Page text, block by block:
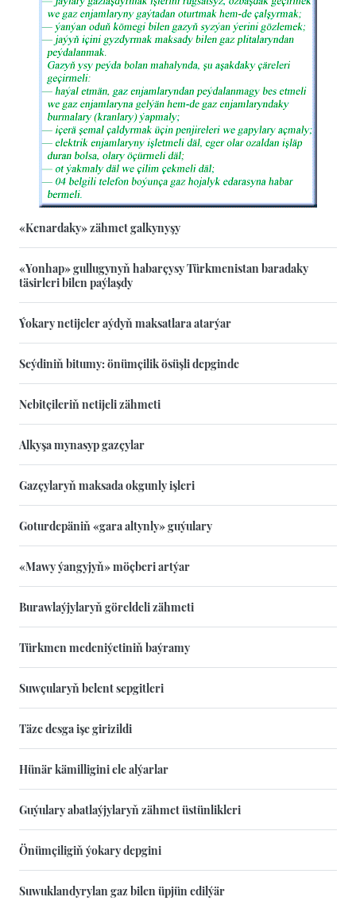
«Kenardaky» zähmet galkynyşy
«Yonhap» gullugynyň habarçysy Türkmenistan baradaky
täsirleri bilen paýlaşdy
Ýokary netijeler aýdyň maksatlara atarýar
Seýdiniň bitumy: önümçilik ösüşli depginde
Nebitçileriň netijeli zähmeti
Alkyşa mynasyp gazçylar
Gazçylaryň maksada okgunly işleri
Goturdepäniň «gara altynly» guýulary
«Mawy ýangyjyň» möçberi artýar
Burawlaýjylaryň göreldeli zähmeti
Türkmen medeniýetiniň baýramy
Suwçularyň belent sepgitleri
Täze desga işe girizildi
Hünär kämilligini ele alýarlar
Guýulary abatlaýjylaryň zähmet üstünlikleri
Önümçiligiň ýokary depgini
Suwuklandyrylan gaz bilen üpjün edilýär